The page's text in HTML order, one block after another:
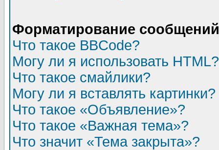
Форматирование
Что такое BBCode?
Могу ли я использовать HTML?
Что такое смайлики?
Могу ли я вставлять картинки?
Что такое «Объявление»?
Что такое «Важная тема»?
Что значит «Тема закрыта»?